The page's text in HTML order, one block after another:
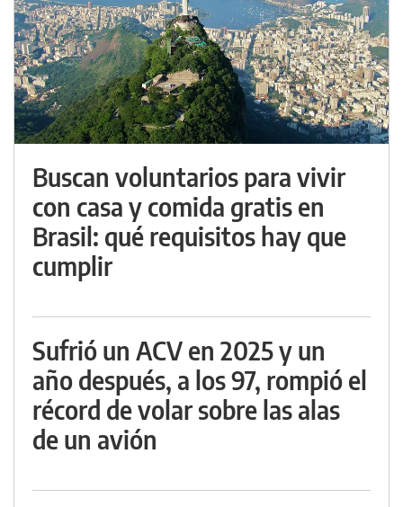
Buscan voluntarios para vivir
con casa y comida gratis en
Brasil: qué requisitos hay que
cumplir
Sufrió un ACV en 2025 y un
año después, a los 97, rompió el
récord de volar sobre las alas
de un avión